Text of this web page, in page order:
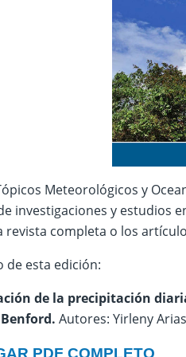
Meteorológicos y
investigaciones y estudios
revista completa o los
de esta edición:
de la precipitación
Autores: Yirleny
PDF COMPLETO